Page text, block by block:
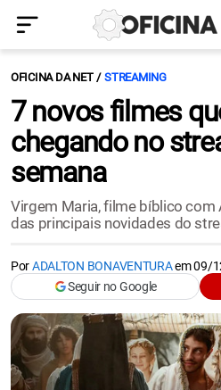
OFICINA DA NET STREAMING
7 novos filmes
chegando no
semana
Virgem Maria, filme bíblico com
das principais novidades do
PorADALTON BONAVENTURAem09/
Seguir no Google